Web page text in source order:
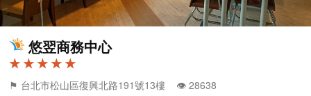
悠翌商務中心
★ ★ ★ ★ ★
⚑ 台北市松山區復興北路191號13樓 👁️‍ 28638